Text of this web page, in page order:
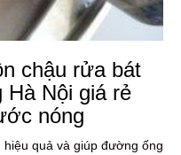
chậu rửa bát
Hà Nội giá rẻ
nóng
quả và giúp đường ống